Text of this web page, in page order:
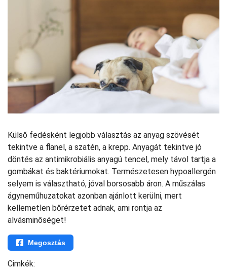
Külső fedésként legjobb választás az anyag szövését
tekintve a flanel, a szatén, a krepp. Anyagát tekintve jó
döntés az antimikrobiális anyagú tencel, mely távol tartja a
gombákat és baktériumokat. Természetesen hypoallergén
selyem is választható, jóval borsosabb áron. A műszálas
ágyneműhuzatokat azonban ajánlott kerülni, mert
kellemetlen bőrérzetet adnak, ami rontja az
alvásminőséget!
Megosztás
Cimkék: